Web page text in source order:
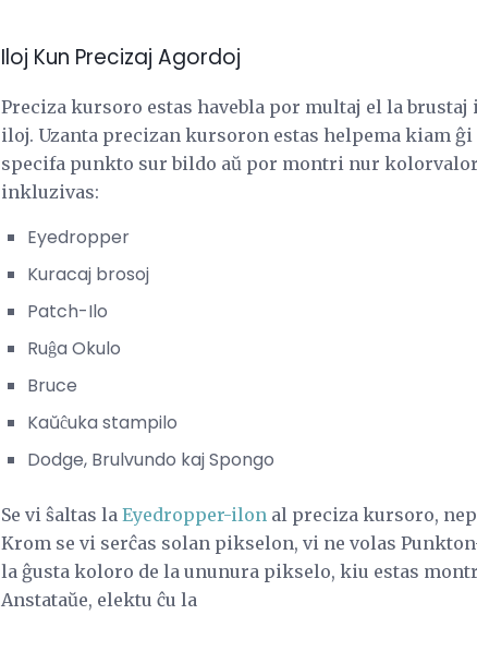
Iloj Kun Precizaj Agordoj
Preciza kursoro estas havebla por multaj el la
iloj. Uzanta precizan kursoron estas helpema kiam
specifa punkto sur bildo aŭ por montri nur
inkluzivas:
Eyedropper
Kuracaj brosoj
Patch-Ilo
Ruĝa Okulo
Bruce
Kaŭĉuka stampilo
Dodge, Brulvundo kaj Spongo
Se vi ŝaltas la Eyedropper-ilon al preciza kursoro,
Krom se vi serĉas solan pikselon, vi ne volas
la ĝusta koloro de la ununura pikselo, kiu estas
Anstataŭe, elektu ĉu la